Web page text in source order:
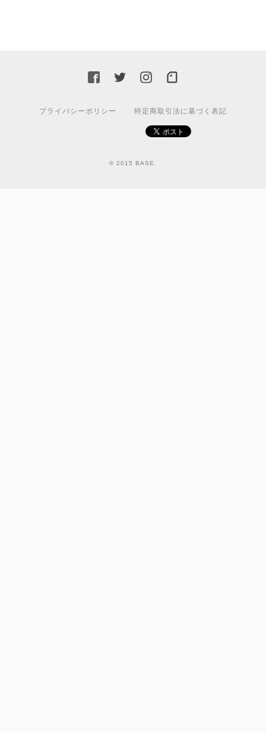
プライバシーポリシー 特定商取引法に基づく表記
© 2015 BASE.